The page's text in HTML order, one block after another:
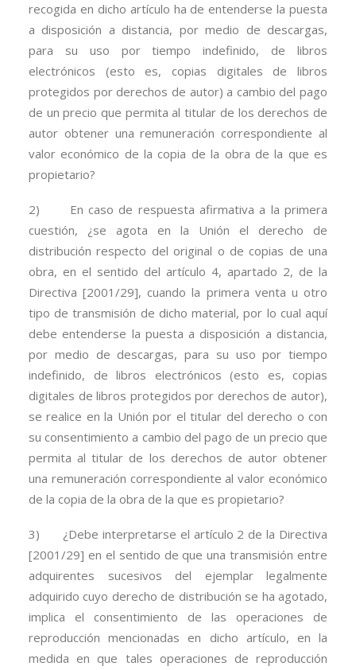
recogida en dicho artículo ha de entenderse la puesta
a disposición a distancia, por medio de descargas,
para su uso por tiempo indefinido, de libros
electrónicos (esto es, copias digitales de libros
protegidos por derechos de autor) a cambio del pago
de un precio que permita al titular de los derechos de
autor obtener una remuneración correspondiente al
valor económico de la copia de la obra de la que es
propietario?
2) En caso de respuesta afirmativa a la primera
cuestión, ¿se agota en la Unión el derecho de
distribución respecto del original o de copias de una
obra, en el sentido del artículo 4, apartado 2, de la
Directiva [2001/29], cuando la primera venta u otro
tipo de transmisión de dicho material, por lo cual aquí
debe entenderse la puesta a disposición a distancia,
por medio de descargas, para su uso por tiempo
indefinido, de libros electrónicos (esto es, copias
digitales de libros protegidos por derechos de autor),
se realice en la Unión por el titular del derecho o con
su consentimiento a cambio del pago de un precio que
permita al titular de los derechos de autor obtener
una remuneración correspondiente al valor económico
de la copia de la obra de la que es propietario?
3) ¿Debe interpretarse el artículo 2 de la Directiva
[2001/29] en el sentido de que una transmisión entre
adquirentes sucesivos del ejemplar legalmente
adquirido cuyo derecho de distribución se ha agotado,
implica el consentimiento de las operaciones de
reproducción mencionadas en dicho artículo, en la
medida en que tales operaciones de reproducción